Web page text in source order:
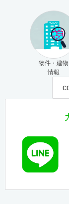
物件・建物
情報